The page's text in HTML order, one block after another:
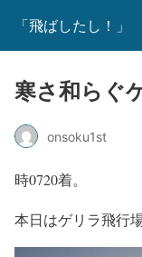
「飛ばしたし！」
寒さ和らぐ
onsoku1st
時0720着。
本日はゲリラ飛行場